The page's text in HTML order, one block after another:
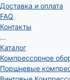
Доставка и оплата
FAQ
Контакты
...
Каталог
Компрессорное
Поршневые